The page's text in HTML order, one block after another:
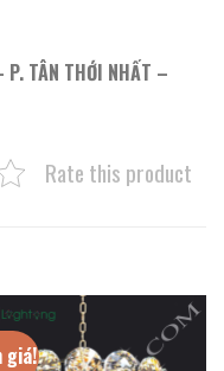
TÂN THỚI NHẤT –
Rate this product
giá!